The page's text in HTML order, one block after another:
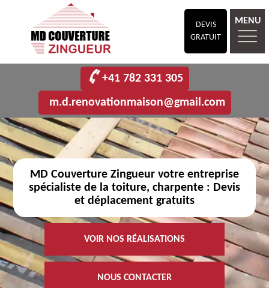
DEVIS
GRATUIT
MENU
+41 782 331 305
m.d.renovationmaison@gmail.com
MD Couverture Zingueur votre entreprise
spécialiste de la toiture, charpente : Devis
et déplacement gratuits
VOIR NOS RÉALISATIONS
NOUS CONTACTER